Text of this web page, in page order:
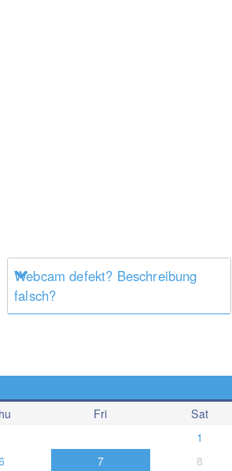
Webcam defekt? Beschreibung
falsch?
Fri
Sat
1
7
8